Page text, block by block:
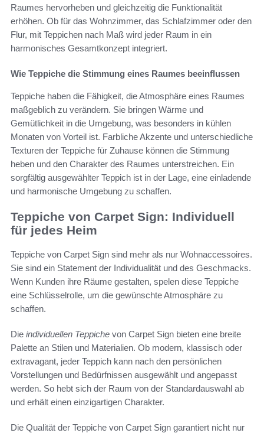
Raumes hervorheben und gleichzeitig die Funktionalität
erhöhen. Ob für das Wohnzimmer, das Schlafzimmer oder den
Flur, mit Teppichen nach Maß wird jeder Raum in ein
harmonisches Gesamtkonzept integriert.
Wie Teppiche die Stimmung eines Raumes beeinflussen
Teppiche haben die Fähigkeit, die Atmosphäre eines Raumes
maßgeblich zu verändern. Sie bringen Wärme und
Gemütlichkeit in die Umgebung, was besonders in kühlen
Monaten von Vorteil ist. Farbliche Akzente und unterschiedliche
Texturen der Teppiche für Zuhause können die Stimmung
heben und den Charakter des Raumes unterstreichen. Ein
sorgfältig ausgewählter Teppich ist in der Lage, eine einladende
und harmonische Umgebung zu schaffen.
Teppiche von Carpet Sign: Individuell
für jedes Heim
Teppiche von Carpet Sign sind mehr als nur Wohnaccessoires.
Sie sind ein Statement der Individualität und des Geschmacks.
Wenn Kunden ihre Räume gestalten, spelen diese Teppiche
eine Schlüsselrolle, um die gewünschte Atmosphäre zu
schaffen.
Die individuellen Teppiche von Carpet Sign bieten eine breite
Palette an Stilen und Materialien. Ob modern, klassisch oder
extravagant, jeder Teppich kann nach den persönlichen
Vorstellungen und Bedürfnissen ausgewählt und angepasst
werden. So hebt sich der Raum von der Standardauswahl ab
und erhält einen einzigartigen Charakter.
Die Qualität der Teppiche von Carpet Sign garantiert nicht nur